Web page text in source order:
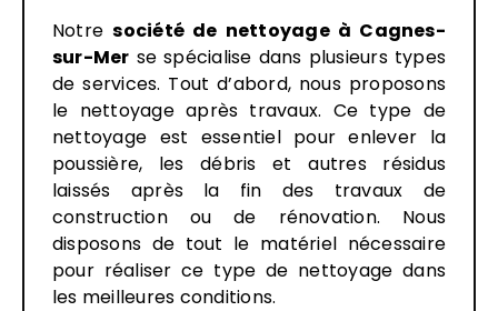
Notresociété de nettoyageà Cagnes-
sur-Mer se spécialise dans plusieurs types
de services. Tout d’abord, nous proposons
le nettoyage après travaux. Ce type de
nettoyage est essentiel pour enlever la
poussière, les débris et autres résidus
laissés après la fin des travaux de
construction ou de rénovation. Nous
disposons de tout le matériel nécessaire
pour réaliser ce type de nettoyage dans
les meilleures conditions.